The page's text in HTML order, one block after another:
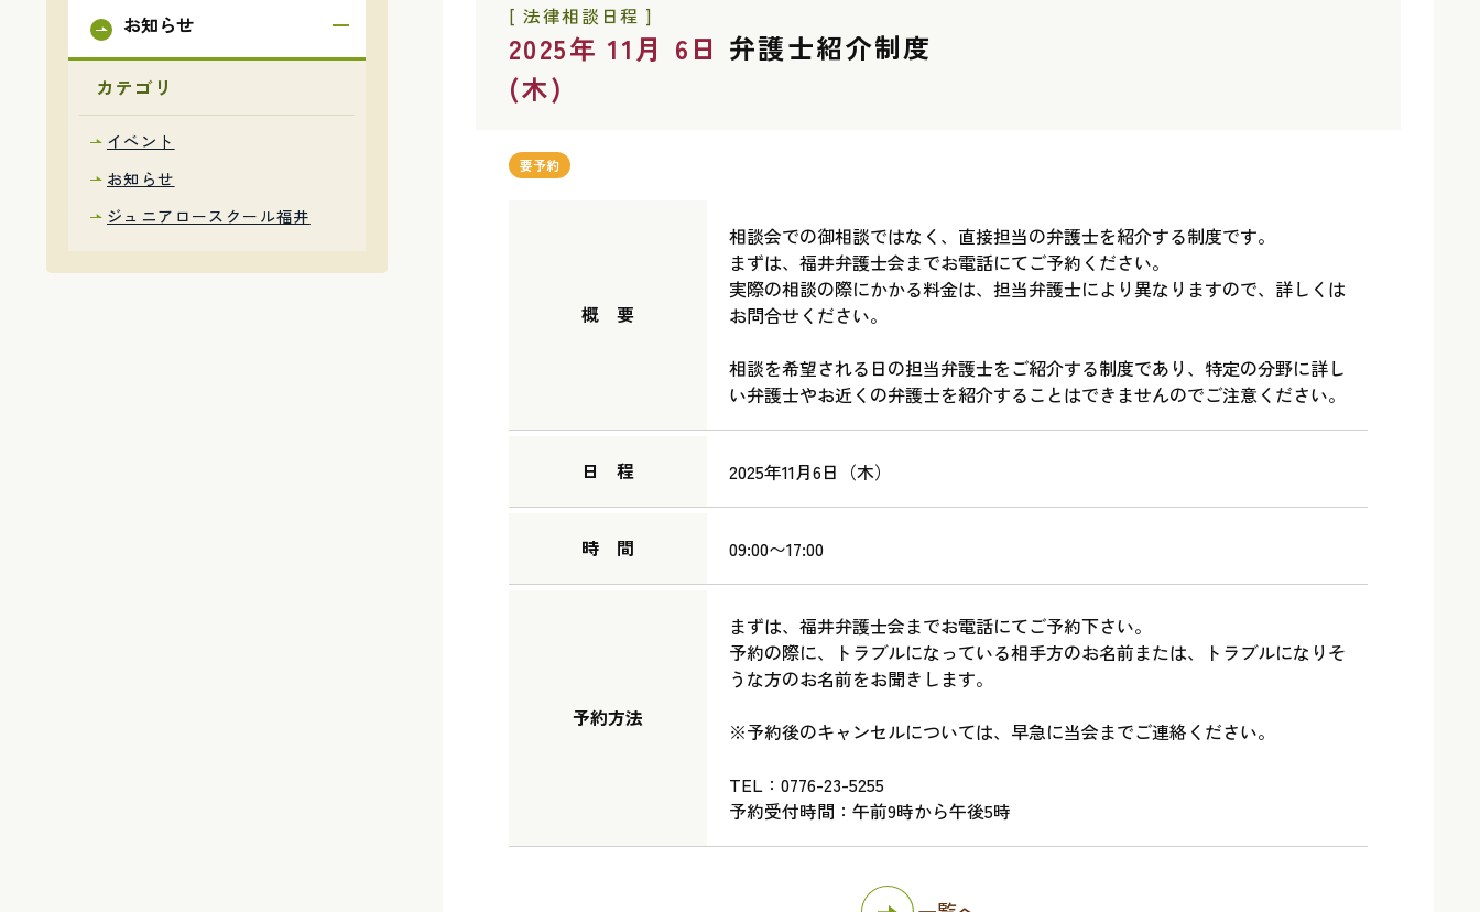
お知らせ
カテゴリ
イベント
お知らせ
ジュニアロースクール福井
[ 法律相談日程 ]
2025年 11月 6日
(木)
弁護士紹介制度
要予約
概 要
相談会での御相談ではなく、直接担当の弁護士を紹介する制度です。
まずは、福井弁護士会までお電話にてご予約ください。
実際の相談の際にかかる料金は、担当弁護士により異なりますので、詳しくは
お問合せください。
相談を希望される日の担当弁護士をご紹介する制度であり、特定の分野に詳し
い弁護士やお近くの弁護士を紹介することはできませんのでご注意ください。
日 程 2025年11月6日（木）
時 間 09:00〜17:00
予約方法
まずは、福井弁護士会までお電話にてご予約下さい。
予約の際に、トラブルになっている相手方のお名前または、トラブルになりそ
うな方のお名前をお聞きします。
※予約後のキャンセルについては、早急に当会までご連絡ください。
TEL：0776-23-5255
予約受付時間：午前9時から午後5時